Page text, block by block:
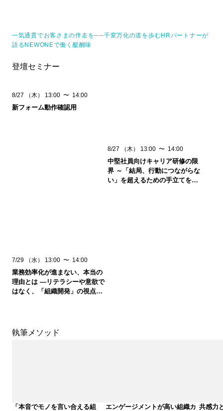
一気通貫でお客さまの伴走を──千変万化の道を歩むHRパートナーが
語るNEWONEで働く醍醐味
登壇セミナー
8/27 （木） 13:00 〜 14:00
新フォーム動作確認用
8/27 （木） 13:00 〜 14:00
中堅社員向けキャリア研修の限
界 ～「結局、行動につながらな
い」を超えるための手立てを考
7/29 （水） 13:00 〜 14:00
業務効率化が進まない、本当の
理由とは ―リテラシーや意欲で
はなく、「組織開発」の視点か
執筆メソッド
「本音でモノを言い合える組
エンゲージメントが高い組織カ 共感力